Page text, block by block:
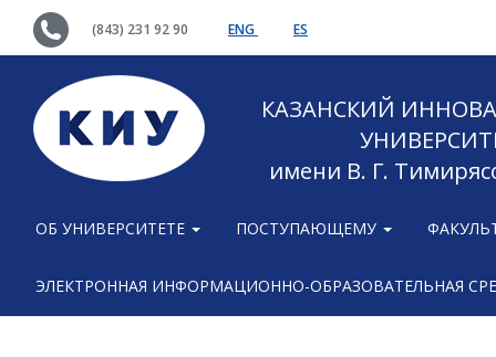
(843) 231 92 90 ENG ES
КАЗАНСКИЙ
имени В. Г.
ОБ УНИВЕРСИТЕТЕ ПОСТУПАЮЩЕМУ
ЭЛЕКТРОННАЯ ИНФОРМАЦИОННО-ОБРАЗОВАТЕЛЬНАЯ